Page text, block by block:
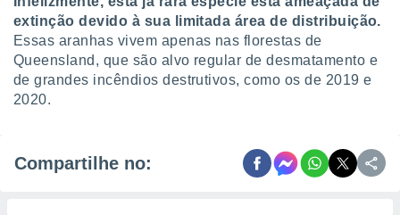
extinção devido à sua limitada área de distribuição.
Essas aranhas vivem apenas nas florestas de
Queensland, que são alvo regular de desmatamento e
de grandes incêndios destrutivos, como os de 2019 e
2020.
Compartilhe no: